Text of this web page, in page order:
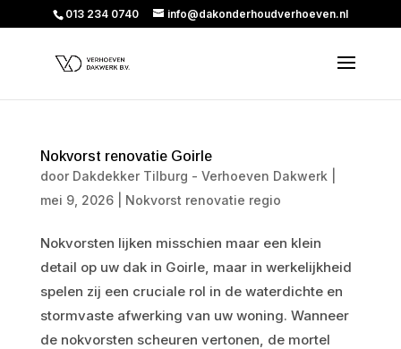
013 234 0740 info@dakonderhoudverhoeven.nl
Nokvorst renovatie Goirle
door Dakdekker Tilburg - Verhoeven Dakwerk
mei 9, 2026| Nokvorst renovatie regio
Nokvorsten lijken misschien maar een klein
detail op uw dak in Goirle, maar in werkelijkheid
spelen zij een cruciale rol in de waterdichte en
stormvaste afwerking van uw woning. Wanneer
de nokvorsten scheuren vertonen, de mortel